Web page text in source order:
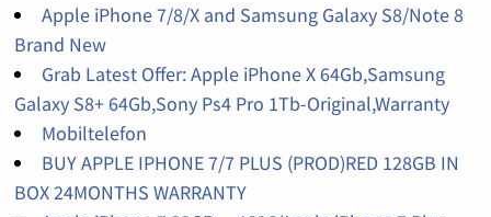
Apple iPhone 7/8/X and Samsung Galaxy S8/Note 8
Brand New
Grab Latest Offer: Apple iPhone X 64Gb,Samsung
Galaxy S8+ 64Gb,Sony Ps4 Pro 1Tb-Original,Warranty
Mobiltelefon
BUY APPLE IPHONE 7/7 PLUS (PROD)RED 128GB IN
BOX 24MONTHS WARRANTY